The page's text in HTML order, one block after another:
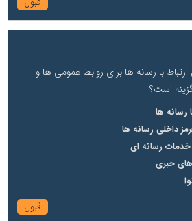
با رسانه ها برای روابط عمومی ها و
است؟
رسانه ها
داخلی رسانه ها
خدمات رسانه ای
خبری